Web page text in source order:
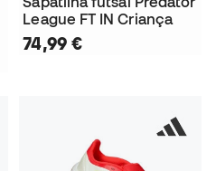
League FT IN Criança
74,99 €